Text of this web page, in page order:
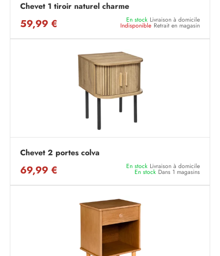
Chevet 1 tiroir naturel charme
59,99 € En stock Livraison à domicile
Indisponible Retrait en magasin
Chevet 2 portes colva
69,99 € En stock Livraison à domicile
En stock Dans 1 magasins